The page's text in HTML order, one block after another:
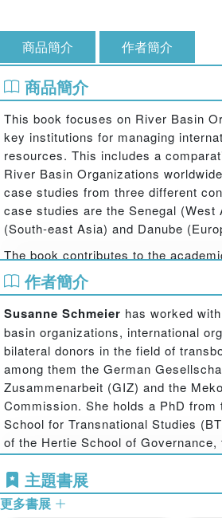
商品簡介 作者簡介
商品簡介
This book focuses on River Basin
key institutions for managing
resources. This includes a
River Basin Organizations
case studies from three different
case studies are the Senegal (West
(South-east Asia) and Danube
The book contributes to the
shared natural and environmental
managed in a sustainable way and
legal mechanisms actually matter
the neo-institutionalist approach,
international environmental
difference. The analysis not only
for the specific case of shared water
refines existing hypotheses on the
independent variables, namely the
action problem, the constellation of
institutional design of an
institution.
The work also contributes to the
作者簡介
Susanne Schmeier has worked
basin organizations, international
bilateral donors in the field of
among them the German
Zusammenarbeit (GIZ) and the
Commission. She holds a PhD from
School for Transnational Studies
of the Hertie School of
Research Centre Berlin (WZB) and
Berlin.主題書展
更多書展